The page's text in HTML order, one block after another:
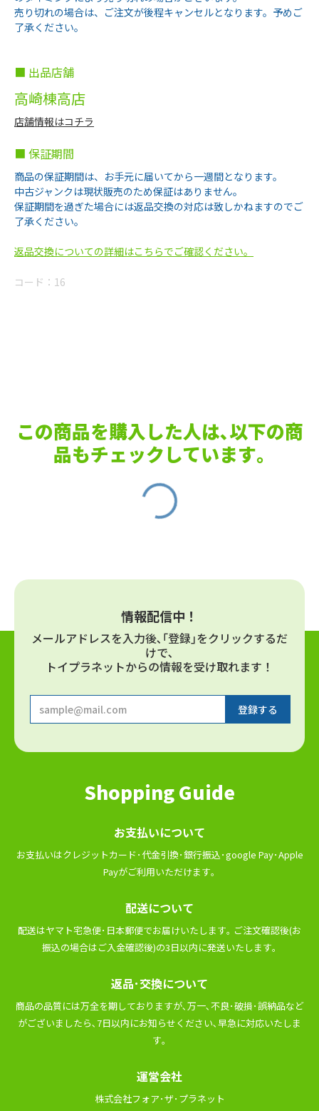
売り切れの場合は、ご注文が後程キャンセルとなります。予めご
了承ください。
■ 出品店舗
高崎棟高店
店舗情報はコチラ
■ 保証期間
商品の保証期間は、お手元に届いてから一週間となります。
中古ジャンクは現状販売のため保証はありません。
保証期間を過ぎた場合には返品交換の対応は致しかねますのでご
了承ください。
返品交換についての詳細はこちらでご確認ください。
コード： 16
この商品を購入した人は､以下の商
品もチェックしています｡
情報配信中！
メールアドレスを⼊⼒後､｢登録｣をクリックするだ
けで､
トイプラネットからの情報を受け取れます！
Shopping Guide
お⽀払いについて
お⽀払いはクレジットカード･代⾦引換･銀⾏振込･google Pay･Apple
Payがご利⽤いただけます｡
配送について
配送はヤマト宅急便･⽇本郵便でお届けいたします｡ ご注⽂確認後(お
振込の場合はご⼊⾦確認後)の3⽇以内に発送いたします｡
返品･交換について
商品の品質には万全を期しておりますが､万⼀､不良･破損･誤納品など
がございましたら､7⽇以内にお知らせください､早急に対応いたしま
す｡
運営会社
株式会社フォア･ザ･プラネット